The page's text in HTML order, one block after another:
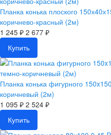
Планка конька плоского
коричнево-красный (2м)
1 245 ₽ 2 677 ₽
Купить
Планка конька фигурного
коричневый (2м)
1 095 ₽ 2 524 ₽
Купить